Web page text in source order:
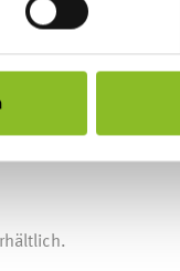
als wilder Partylöwe
treffen … oder
dem Publikum